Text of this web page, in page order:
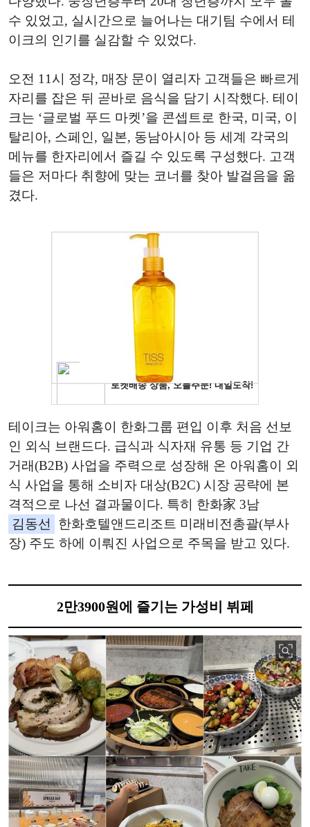
수 있었고, 실시간으로 늘어나는 대기팀 수에서 테
이크의 인기를 실감할 수 있었다.
오전 11시 정각, 매장 문이 열리자 고객들은 빠르게
자리를 잡은 뒤 곧바로 음식을 담기 시작했다. 테이
크는 ‘글로벌 푸드 마켓’을 콘셉트로 한국, 미국, 이
탈리아, 스페인, 일본, 동남아시아 등 세계 각국의
메뉴를 한자리에서 즐길 수 있도록 구성했다. 고객
들은 저마다 취향에 맞는 코너를 찾아 발걸음을 옮
겼다.
테이크는 아워홈이 한화그룹 편입 이후 처음 선보
인 외식 브랜드다. 급식과 식자재 유통 등 기업 간
거래(B2B) 사업을 주력으로 성장해 온 아워홈이 외
식 사업을 통해 소비자 대상(B2C) 시장 공략에 본
격적으로 나선 결과물이다. 특히 한화家 3남
김동선
한화호텔앤드리조트 미래비전총괄(부사
장) 주도 하에 이뤄진 사업으로 주목을 받고 있다.
2만3900원에 즐기는 가성비 뷔페